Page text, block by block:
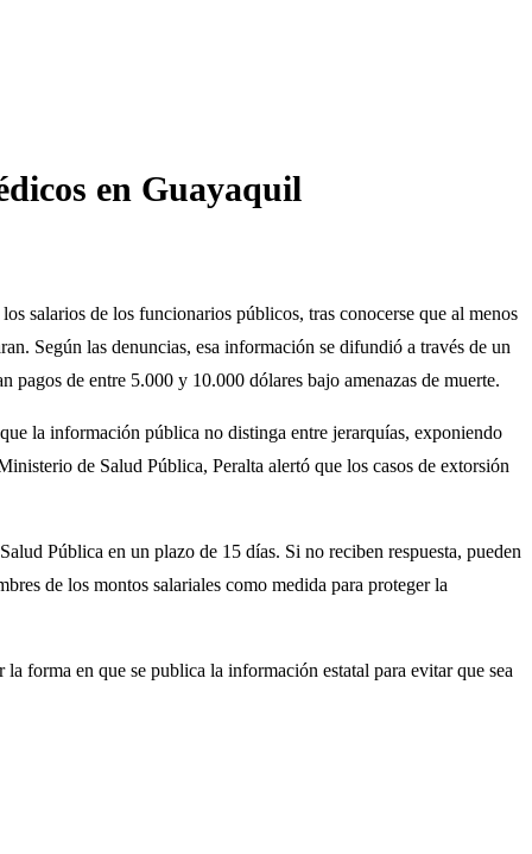
en Guayaquil
salarios de los funcionarios públicos, tras conocerse que al menos
Según las denuncias, esa información se difundió a través de un
de entre 5.000 y 10.000 dólares bajo amenazas de muerte.
la información pública no distinga entre jerarquías, exponiendo
de Salud Pública, Peralta alertó que los casos de extorsión
Pública en un plazo de 15 días. Si no reciben respuesta, pueden
de los montos salariales como medida para proteger la
forma en que se publica la información estatal para evitar que sea